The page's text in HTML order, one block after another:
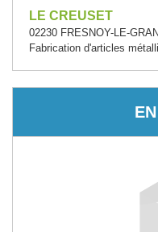
LE CREUSET
02230 FRESNOY-LE-
Fabrication d'articles